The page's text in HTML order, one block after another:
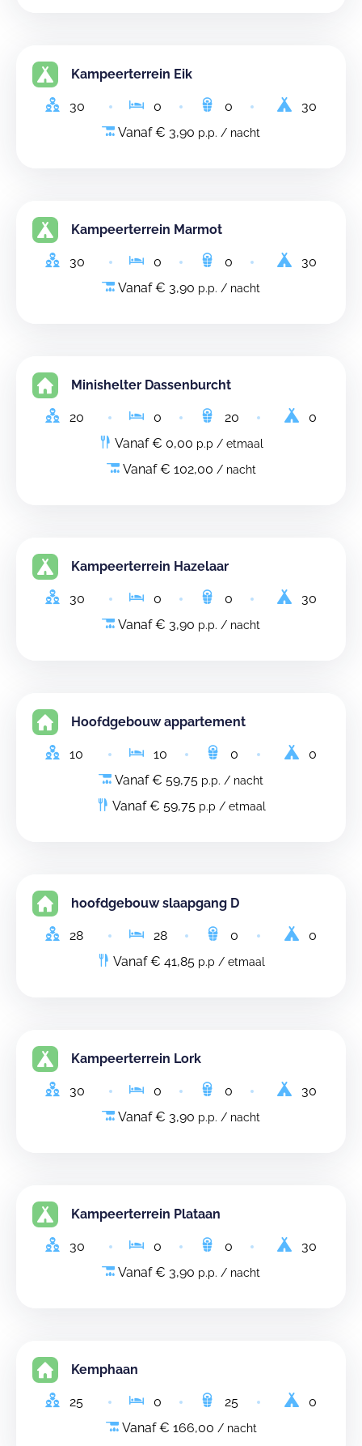
Kampeerterrein Eik
30 0 0
30
Vanaf € 3,90 p.p. / nacht
Kampeerterrein Marmot
30 0 0
30
Vanaf € 3,90 p.p. / nacht
Minishelter Dassenburcht
20 0 20
0
Vanaf € 0,00 p.p / etmaal
Vanaf € 102,00 / nacht
Kampeerterrein Hazelaar
30 0 0
30
Vanaf € 3,90 p.p. / nacht
Hoofdgebouw appartement
10 10 0
0
Vanaf € 59,75 p.p. / nacht
Vanaf € 59,75 p.p / etmaal
hoofdgebouw slaapgang D
28 28 0
0
Vanaf € 41,85 p.p / etmaal
Kampeerterrein Lork
30 0 0
30
Vanaf € 3,90 p.p. / nacht
Kampeerterrein Plataan
30 0 0
30
Vanaf € 3,90 p.p. / nacht
Kemphaan
25 0 25
0
Vanaf € 166,00 / nacht